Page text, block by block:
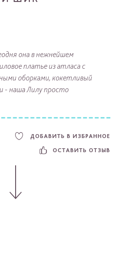
она в нежнейшем
платье из атласа с
оборками, кокетливый
- наша Лилу просто
ДОБАВИТЬ В ИЗБРАННОЕ
ОСТАВИТЬ ОТЗЫВ